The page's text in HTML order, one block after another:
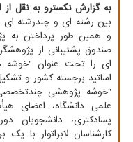
به گزارش نکسترو به نقل از
بین رشته ای و چندرشته ای
و همین طور پرداختن به
ای را تحت عنوان
اساتید برجسته کشور و
"خوشه پژوهشی
علمی دانشگاه، اعضای
پسادکتری، دانشجویان
کارشناسان لابراتوار با